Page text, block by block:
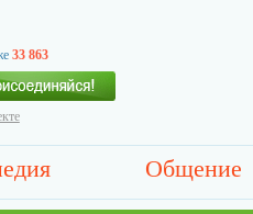
33 863
Общение